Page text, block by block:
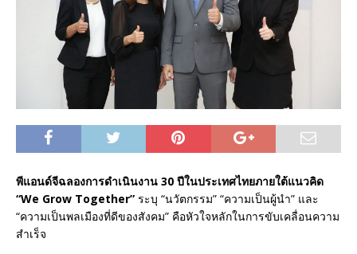
พีแอนด์จีฉลองการดำเนินงาน 30 ปีในประเทศไทยภายใต้แนวคิด
“We Grow Together” ระบุ “นวัตกรรม” “ความเป็นผู้นำ” และ
“ความเป็นพลเมืองที่ดีของสังคม” คือหัวใจหลักในการขับเคลื่อนความ
สำเร็จ